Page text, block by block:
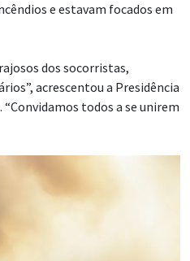
e estavam focados em
dos socorristas,
acrescentou a Presidência
“Convidamos todos a se unirem